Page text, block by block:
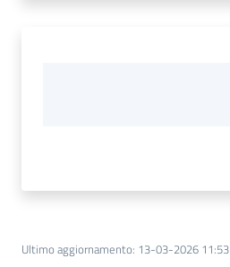
Ultimo aggiornamento: 13-03-2026 11:53